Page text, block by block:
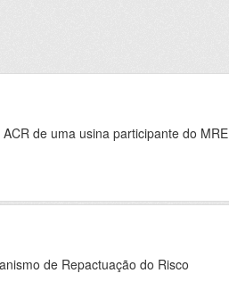
de uma usina participante do MRE
de Repactuação do Risco